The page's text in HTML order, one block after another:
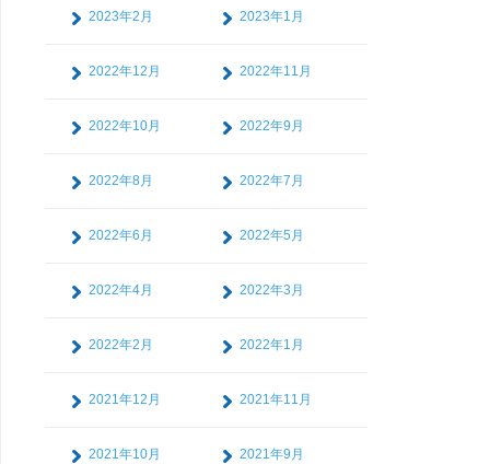
2023年2月 2023年1月
2022年12月 2022年11月
2022年10月 2022年9月
2022年8月 2022年7月
2022年6月 2022年5月
2022年4月 2022年3月
2022年2月 2022年1月
2021年12月 2021年11月
2021年10月 2021年9月